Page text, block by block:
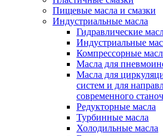
Пищевые масла и смазки
Индустриальные масла
Гидравлические
Индустриальные
Компрессорные
Масла для
Масла для
систем и для
современного
Редукторные масла
Турбинные масла
Холодильные масла